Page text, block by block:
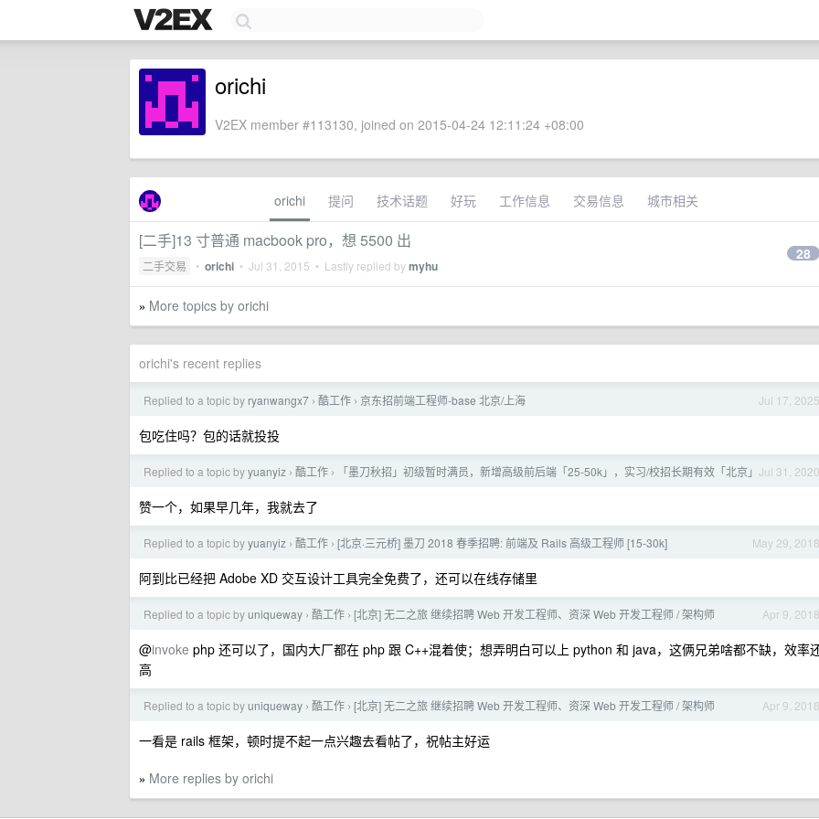
orichi
V2EX member #113130, joined on 2015-04-24 12:11:24 +08:00
orichi 提问 技术话题 好玩 工作信息 交易信息 城市相关
[二手]13 寸普通 macbook pro，想 5500 出
二手交易 • orichi • Jul 31, 2015 • Lastly replied bymyhu
28
» More topics by orichi
orichi's recent replies
Jul 17, 2025
Replied to a topic by ryanwangx7 › 酷工作 › 京东招前端工程师-base 北京/上海
包吃住吗？包的话就投投
Jul 31, 2020
Replied to a topic byyuanyiz › 酷工作 › 「墨刀秋招」初级暂时满员，新增高级前后端「25-50k」，实习/校招长期有效「北京」
赞一个，如果早几年，我就去了
May 29, 2018
Replied to a topic byyuanyiz › 酷工作 › [北京·三元桥] 墨刀 2018 春季招聘: 前端及 Rails 高级工程师 [15-30k]
阿到比已经把 Adobe XD 交互设计工具完全免费了，还可以在线存储里
Apr 9, 2018
Replied to a topic byuniqueway › 酷工作 › [北京] 无二之旅 继续招聘 Web 开发工程师、资深 Web 开发工程师 / 架构师
@invoke php 还可以了，国内大厂都在 php 跟 C++混着使；想弄明白可以上 python 和 java，这俩兄弟啥都不缺，效率
高
Apr 9, 2018
Replied to a topic byuniqueway › 酷工作 › [北京] 无二之旅 继续招聘 Web 开发工程师、资深 Web 开发工程师 / 架构师
一看是 rails 框架，顿时提不起一点兴趣去看帖了，祝帖主好运
» More replies by orichi